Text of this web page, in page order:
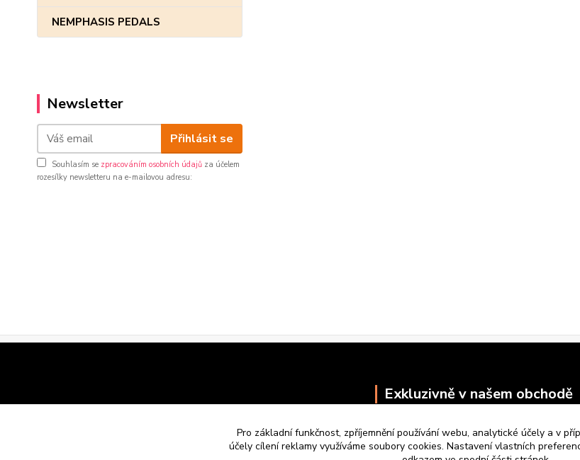
NEMPHASIS PEDALS
Newsletter
Přihlásit se
Souhlasím se zpracováním osobních údajů za účelem
rozesílky newsletteru na e-mailovou adresu:
Exkluzivně v našem obchodě
Pro základní funkčnost, zpříjemnění používání webu, analytické účely a v
účely cílení reklamy využíváme soubory cookies. Nastavení vlastních